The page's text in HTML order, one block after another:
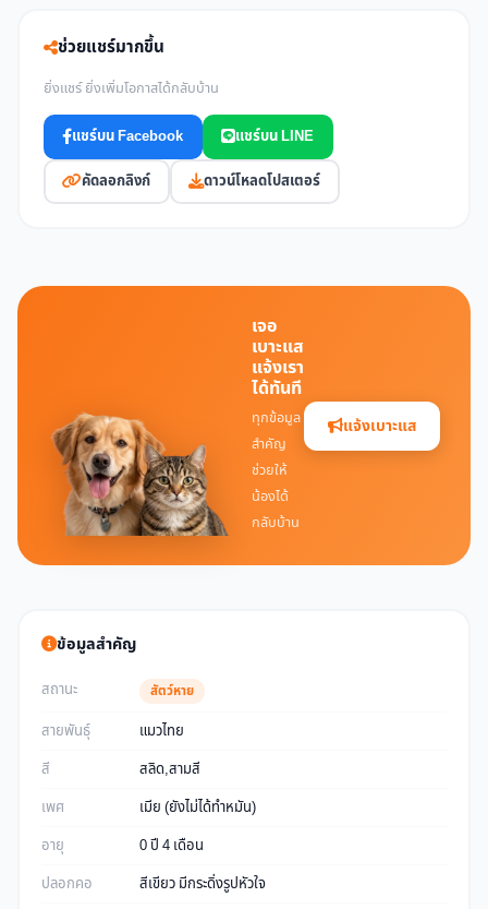
ช่วยแชร์มากขึ้น
ยิ่งแชร์ ยิ่งเพิ่มโอกาสได้กลับบ้าน
แชร์บน Facebook แชร์บน LINE
คัดลอกลิงก์ ดาวน์โหลดโปสเตอร์
เจอ
เบาะแส
แจ้งเรา
ได้ทันที
ทุกข้อมูล
สำคัญ
ช่วยให้
น้องได้
กลับบ้าน
แจ้งเบาะแส
ข้อมูลสำคัญ
สถานะ สัตว์หาย
สายพันธุ์
แมวไทย
สี
สลิด,สามสี
เพศ
เมีย (ยังไม่ได้ทำหมัน)
อายุ
0 ปี 4 เดือน
ปลอกคอ
สีเขียว มีกระดิ่งรูปหัวใจ